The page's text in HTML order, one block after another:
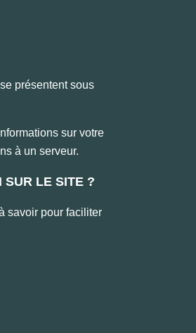
présentent sous
sur votre
à un serveur.
SUR LE SITE ?
savoir pour faciliter